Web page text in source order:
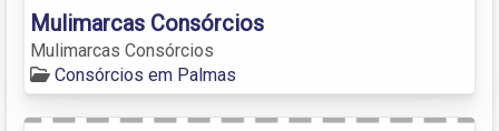
Mulimarcas Consórcios
Mulimarcas Consórcios
Consórcios em Palmas